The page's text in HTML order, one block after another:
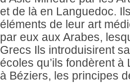
et de là en Languedoc.
éléments de leur art
par eux aux Arabes,
Grecs Ils introduisirent
écoles qu’ils fondèrent
à Béziers, les principes